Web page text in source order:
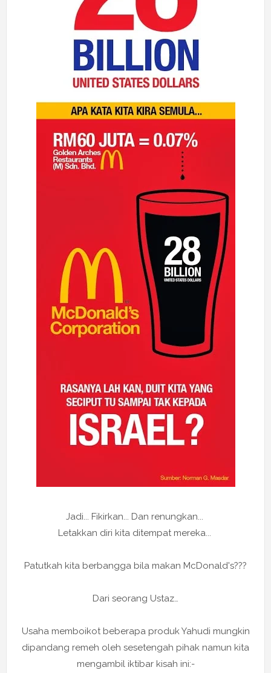
Jadi... Fikirkan... Dan renungkan...
Letakkan diri kita ditempat mereka...
Patutkah kita berbangga bila makan McDonald's???
Dari seorang Ustaz…
Usaha memboikot beberapa produk Yahudi mungkin
dipandang remeh oleh sesetengah pihak namun kita
mengambil iktibar kisah ini:-